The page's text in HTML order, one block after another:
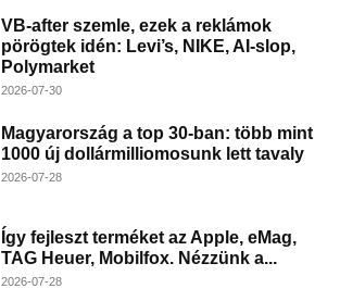
VB-after szemle, ezek a reklámok
pörögtek idén: Levi’s, NIKE, AI-slop,
Polymarket
2026-07-30
Magyarország a top 30-ban: több mint
1000 új dollármilliomosunk lett tavaly
2026-07-28
Így fejleszt terméket az Apple, eMag,
TAG Heuer, Mobilfox. Nézzünk a...
2026-07-28